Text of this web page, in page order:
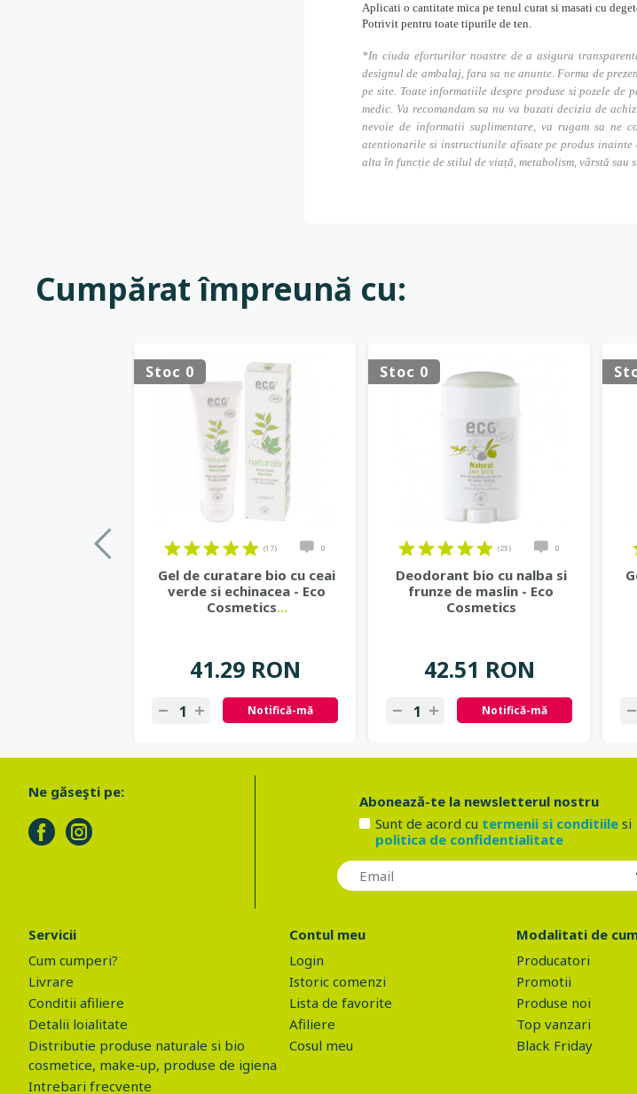
Aplicati o cantitate mica pe tenul curat si masati cu
Potrivit pentru toate tipurile de ten.
*In ciuda eforturilor noastre de a asigura
designul de ambalaj, fara sa ne anunte. Forma de
pe site. Toate informatiile despre produse si pozele
medic. Va recomandam sa nu va bazati decizia de
nevoie de informatii suplimentare, va rugam sa ne
atentionarile si instructiunile afisate pe produs inainte
alta în funcție de stilul de viață, metabolism, vârstă sau
Cumpărat împreună cu:
Stoc 0
(17) 0
Gel de curatare bio cu ceai
verde si echinacea - Eco
Cosmetics...
41.29 RON
Notifică-mă
Stoc 0
(23) 0
Deodorant bio cu nalba si
frunze de maslin - Eco
Cosmetics
42.51 RON
Notifică-mă
Ne găseşti pe:
Abonează-te la newsletterul nostru
Sunt de acord cu termenii si conditiilesi
politica de confidentialitate
Servicii
Cum cumperi?
Livrare
Conditii afiliere
Detalii loialitate
Distributie produse naturale si bio
cosmetice, make-up, produse de igiena
Intrebari frecvente
Contul meu
Login
Istoric comenzi
Lista de favorite
Afiliere
Cosul meu
Modalitati de
Producatori
Promotii
Produse noi
Top vanzari
Black Friday